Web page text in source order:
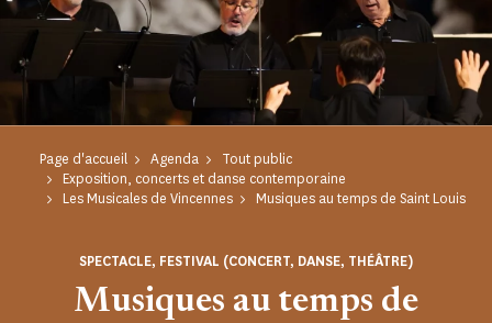
Page d'accueil Agenda
Tout public
Exposition, concerts et danse contemporaine
Les Musicales de Vincennes
Musiques au temps de Saint Louis
Musiques au temps de
SPECTACLE, FESTIVAL (CONCERT, DANSE, THÉÂTRE)